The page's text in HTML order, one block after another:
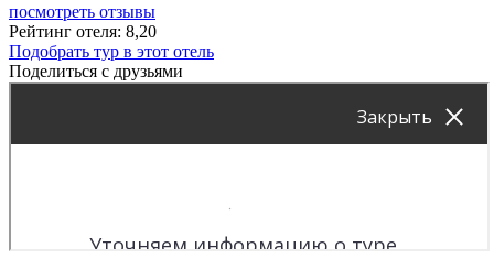
посмотреть отзывы
Рейтинг отеля: 8,20
Подобрать тур в этот отель
Поделиться с друзьями